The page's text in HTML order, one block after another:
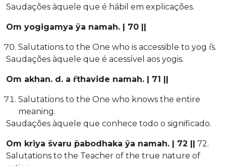
Saudações àquele que é hábil em explicações.
Om yogigamya ̄ya namah. | 70 ||
Salutations to the One who is accessible to yog ̄ıs.
Saudações àquele que é acessível aos yogis.
Om akhan. d. a ̄rthavide namah. | 71 ||
Salutations to the One who knows the entire
meaning.
Saudações àquele que conhece todo o significado.
Om kriya ̄svaru ̄pabodhaka ̄ya namah. | 72 || 72.
Salutations to the Teacher of the true nature of